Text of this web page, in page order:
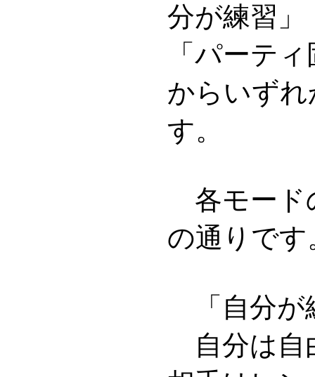
分が練習」
「パーテ
からいず
す。
各モード
の通りです
「自分が
自分は自